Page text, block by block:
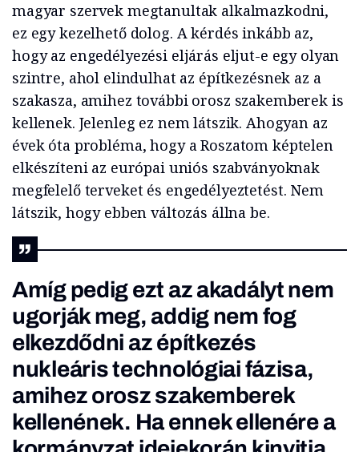
magyar szervek megtanultak alkalmazkodni,
ez egy kezelhető dolog. A kérdés inkább az,
hogy az engedélyezési eljárás eljut-e egy olyan
szintre, ahol elindulhat az építkezésnek az a
szakasza, amihez további orosz szakemberek is
kellenek. Jelenleg ez nem látszik. Ahogyan az
évek óta probléma, hogy a Roszatom képtelen
elkészíteni az európai uniós szabványoknak
megfelelő terveket és engedélyeztetést. Nem
látszik, hogy ebben változás állna be.
Amíg pedig ezt az akadályt nem
ugorják meg, addig nem fog
elkezdődni az építkezés
nukleáris technológiai fázisa,
amihez orosz szakemberek
kellenének. Ha ennek ellenére a